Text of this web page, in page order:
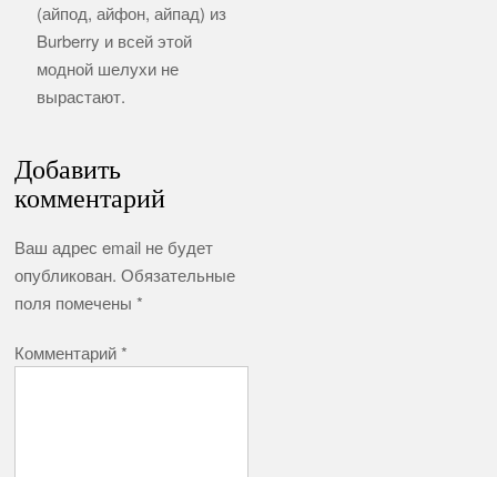
(айпод, айфон, айпад) из
Burberry и всей этой
модной шелухи не
вырастают.
Добавить
комментарий
Ваш адрес email не будет
опубликован. Обязательные
поля помечены*
Комментарий*